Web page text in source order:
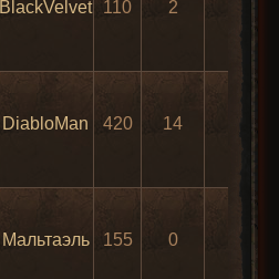
BlackVelvet 110 2
DiabloMan 420 14
Мальтаэль 155 0